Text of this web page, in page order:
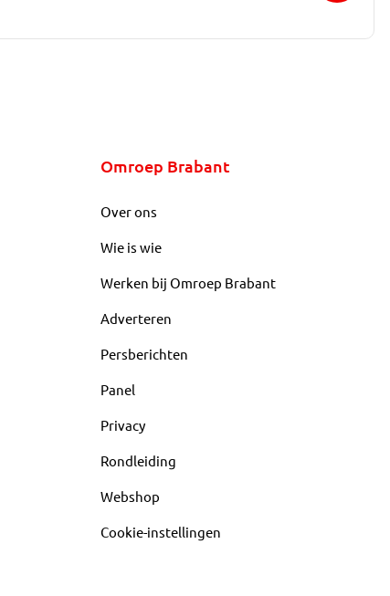
Omroep Brabant
Over ons
Wie is wie
Werken bij Omroep Brabant
Adverteren
Persberichten
Panel
Privacy
Rondleiding
Webshop
Cookie-instellingen